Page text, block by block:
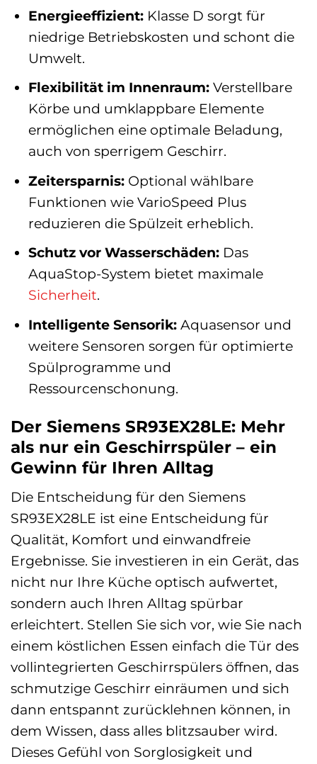
Energieeffizient:Klasse D sorgt für
niedrige Betriebskosten und schont die
Umwelt.
Flexibilität im Innenraum:Verstellbare
Körbe und umklappbare Elemente
ermöglichen eine optimale Beladung,
auch von sperrigem Geschirr.
Zeitersparnis:Optional wählbare
Funktionen wie VarioSpeed Plus
reduzieren die Spülzeit erheblich.
Schutz vor Wasserschäden:Das
AquaStop-System bietet maximale
Sicherheit.
Intelligente Sensorik:Aquasensor und
weitere Sensoren sorgen für optimierte
Spülprogramme und
Ressourcenschonung.
Der Siemens SR93EX28LE: Mehr
als nur ein Geschirrspüler – ein
Gewinn für Ihren Alltag
Die Entscheidung für den Siemens
SR93EX28LE ist eine Entscheidung für
Qualität, Komfort und einwandfreie
Ergebnisse. Sie investieren in ein Gerät, das
nicht nur Ihre Küche optisch aufwertet,
sondern auch Ihren Alltag spürbar
erleichtert. Stellen Sie sich vor, wie Sie nach
einem köstlichen Essen einfach die Tür des
vollintegrierten Geschirrspülers öffnen, das
schmutzige Geschirr einräumen und sich
dann entspannt zurücklehnen können, in
dem Wissen, dass alles blitzsauber wird.
Dieses Gefühl von Sorglosigkeit und